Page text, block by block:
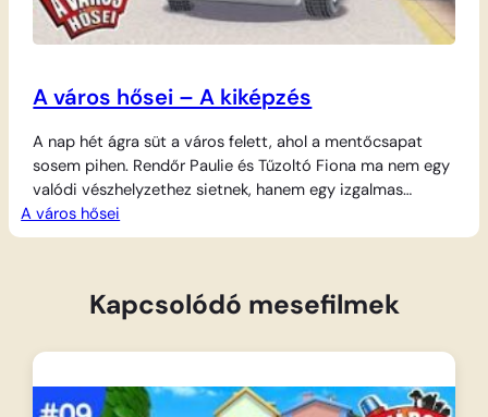
A város hősei – A kiképzés
A nap hét ágra süt a város felett, ahol a mentőcsapat
sosem pihen. Rendőr Paulie és Tűzoltó Fiona ma nem egy
valódi vészhelyzethez sietnek, hanem egy izgalmas
gyakorlaton vesznek részt, hogy még ügyesebbek
legyenek. A kiképzés során próbára teszik gyorsaságukat
A város hősei
Kapcsolódó mesefilmek